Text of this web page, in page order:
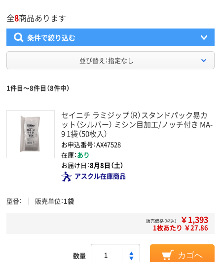
全8商品あります
条件で絞り込む
並び替え：指定なし
1件目～8件目（8件中）
セイニチ ラミジップ（R）スタンドパック易カ
ット（シルバー） ミシン目加工/ノッチ付き MA-
9 1袋（50枚入）
お申込番号：AX47528
在庫：あり
お届け日：8月8日（土）
アスクル在庫商品
型番 販売単位 1袋
販売価格（税込） ￥1,393
1枚あたり ￥27.86
数量 カゴへ